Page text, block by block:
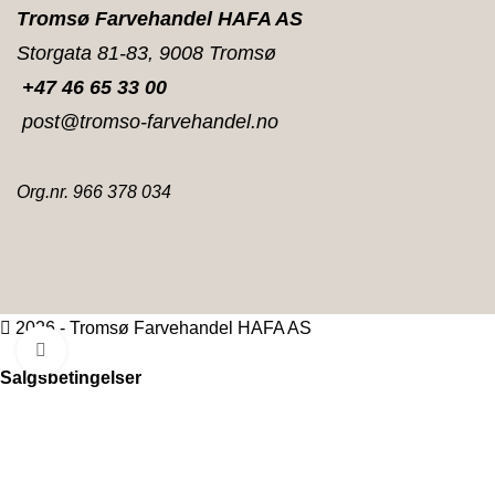
Tromsø Farvehandel HAFA AS
Storgata 81-83, 9008 Tromsø
+47 46 65 33 00
post@tromso-farvehandel.no
Org.nr. 966 378 034
2026 - Tromsø Farvehandel HAFA AS
Salgsbetingelser